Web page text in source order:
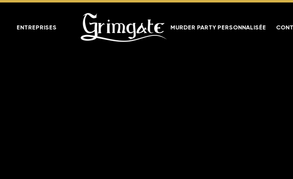
ENTREPRISES MURDER PARTY PERSONNALISÉE